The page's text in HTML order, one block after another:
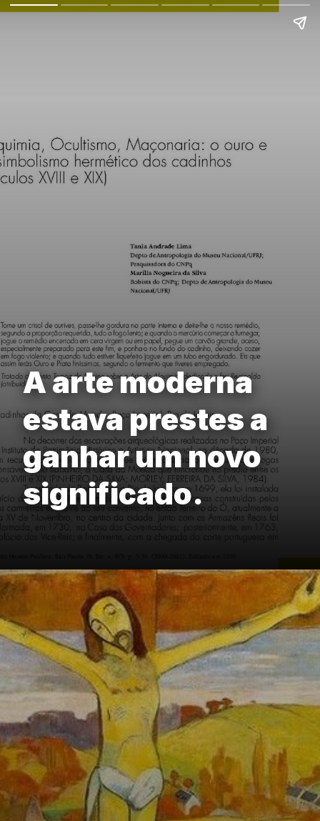
A arte moderna
estava prestes a
ganhar um novo
significado.